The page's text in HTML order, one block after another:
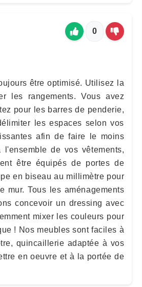
0
être optimisé. Utilisez la
les rangements. Vous avez
pour les barres de penderie,
les espaces selon vos
afin de faire le moins
de vos vêtements,
être équipés de portes de
en biseau au millimètre pour
mur. Tous les aménagements
concevoir un dressing avec
mixer les couleurs pour
! Nos meubles sont faciles à
quincaillerie adaptée à vos
en oeuvre et à la portée de